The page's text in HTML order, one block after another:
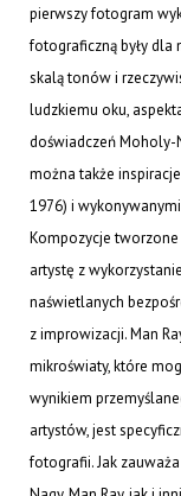
pierwszy fotogram
fotograficzną były dla
skalą tonów i
ludzkiemu oku,
doświadczeń Moholy-
można także
1976) i
Kompozycje tworzone
artystę z
naświetlanych
z improwizacji. Man
mikroświaty, które
wynikiem
artystów, jest
fotografii. Jak